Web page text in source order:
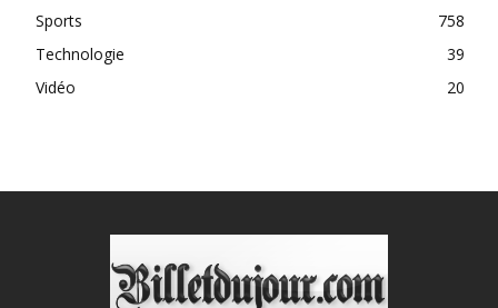
Sports
758
Technologie
39
Vidéo
20